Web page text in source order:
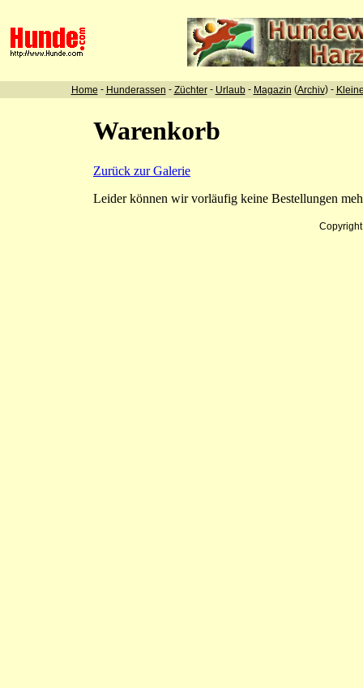
Home - Hunderassen - Züchter- Urlaub- Magazin (Archiv) -
Warenkorb
Zurück zur Galerie
Leider können wir vorläufig keine Bestellungen